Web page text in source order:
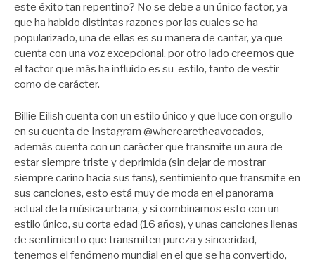
este éxito tan repentino? No se debe a un único factor, ya
que ha habido distintas razones por las cuales se ha
popularizado, una de ellas es su manera de cantar, ya que
cuenta con una voz excepcional, por otro lado creemos que
el factor que más ha influido es su estilo, tanto de vestir
como de carácter.
Billie Eilish cuenta con un estilo único y que luce con orgullo
en su cuenta de Instagram @wherearetheavocados,
además cuenta con un carácter que transmite un aura de
estar siempre triste y deprimida (sin dejar de mostrar
siempre cariño hacia sus fans), sentimiento que transmite en
sus canciones, esto está muy de moda en el panorama
actual de la música urbana, y si combinamos esto con un
estilo único, su corta edad (16 años), y unas canciones llenas
de sentimiento que transmiten pureza y sinceridad,
tenemos el fenómeno mundial en el que se ha convertido,